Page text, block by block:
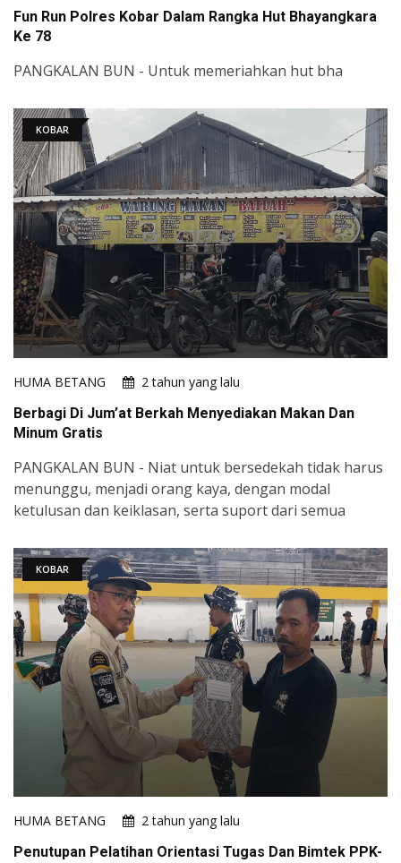
Fun Run Polres Kobar Dalam Rangka Hut Bhayangkara
Ke 78
PANGKALAN BUN - Untuk memeriahkan hut bha
KOBAR
HUMA BETANG
2 tahun yang lalu
Berbagi Di Jum’at Berkah Menyediakan Makan Dan
Minum Gratis
PANGKALAN BUN - Niat untuk bersedekah tidak harus
menunggu, menjadi orang kaya, dengan modal
ketulusan dan keiklasan, serta suport dari semua
KOBAR
HUMA BETANG
2 tahun yang lalu
Penutupan Pelatihan Orientasi Tugas Dan Bimtek PPK-